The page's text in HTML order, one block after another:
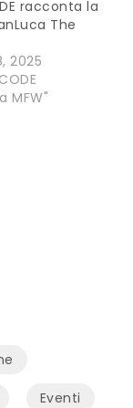
racconta la
The
2025
MFW"
Eventi